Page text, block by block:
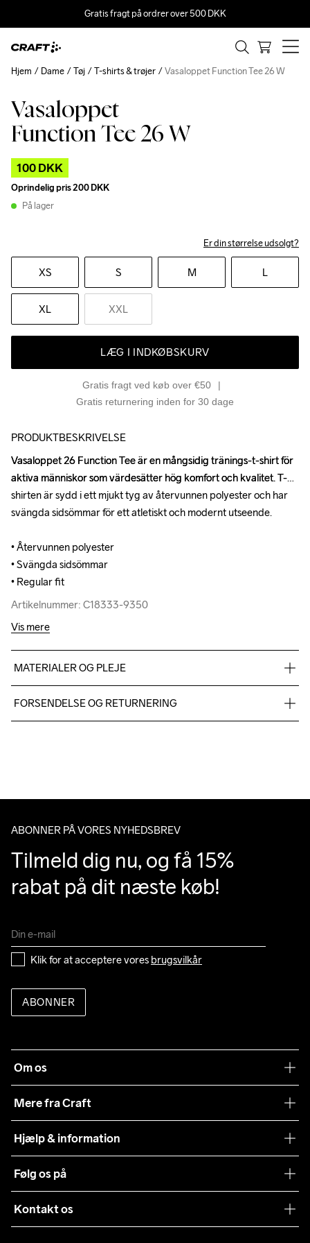
Gratis fragt på ordrer over 500 DKK
Vasaloppet
Function Tee 26 W
100 DKK
Oprindelig pris200 DKK
På lager
Er din størrelse udsolgt?
XS S M L
XL XXL
LÆG I INDKØBSKURV
Gratis fragt ved køb over €50
Gratis returnering inden for 30 dage
Hjem Dame Tøj T-shirts & trøjer Vasaloppet Function Tee 26 W
Outlet
PRODUKTBESKRIVELSE
Vasaloppet 26 Function Tee är en mångsidig tränings-t-shirt för
aktiva människor som värdesätter hög komfort och kvalitet. T-
shirten är sydd i ett mjukt tyg av återvunnen polyester och har
svängda sidsömmar för ett atletiskt och modernt utseende.
• Återvunnen polyester
• Svängda sidsömmar
• Regular fit
Artikelnummer: C18333-9350
Vasaloppet 26 Function Tee är en mångsidig tränings-t-shirt för
aktiva människor som värdesätter hög komfort och kvalitet. T-
shirten är sydd i ett mjukt tyg av återvunnen polyester och har
svängda sidsömmar för ett atletiskt och modernt utseende.
• Återvunnen polyester
• Svängda sidsömmar
• Regular fit
Artikelnummer: C18333-9350
Vis mere
MATERIALER OG PLEJE
FORSENDELSE OG RETURNERING
ABONNER PÅ VORES NYHEDSBREV
Tilmeld dig nu, og få 15%
rabat på dit næste køb!
Klik for at acceptere vores brugsvilkår
ABONNER
Om os
Mere fra Craft
Samarbejder
Presse
Sustainability
Hjælp & information
Levering
Kundeservice
Følg os på
Kontakt os